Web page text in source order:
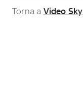
Torna a Video Sky